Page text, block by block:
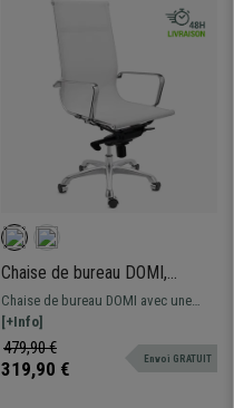
Chaise de bureau DOMI,
Structure Métallique Chromée,
Design élégant, En Maille,
Blanc
Chaise de bureau DOMI avec une
structure Métallique Chromée.
Mécanisme basculant avec réglage
sur 4 positions
[+Info]
479,90 €
319,90 € Envoi GRATUIT